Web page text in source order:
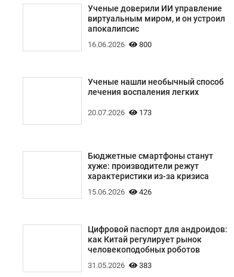
Ученые доверили ИИ управление
виртуальным миром, и он устроил
апокалипсис
16.06.2026 800
Ученые нашли необычный способ
лечения воспаления легких
20.07.2026 173
Бюджетные смартфоны станут
хуже: производители режут
характеристики из-за кризиса
15.06.2026 426
Цифровой паспорт для андроидов:
как Китай регулирует рынок
человекоподобных роботов
31.05.2026 383